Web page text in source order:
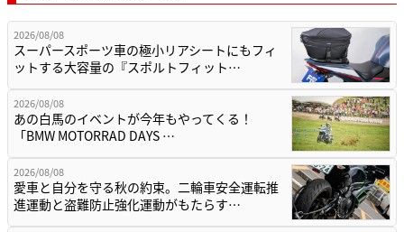
2026/08/08
スーパースポーツ車の極小リアシートにもフィ
ットする大容量の『スポルトフィット…
2026/08/08
あの白馬のイベントが今年もやってくる！
「BMW MOTORRAD DAYS …
2026/08/08
愛車と自分を守る秋の約束。二輪車安全運転推
進運動と盗難防止強化運動がもたらす…